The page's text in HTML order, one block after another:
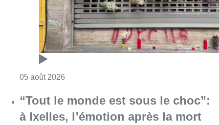
05 août 2026
“Tout le monde est sous le choc”:
à Ixelles, l’émotion après la mort